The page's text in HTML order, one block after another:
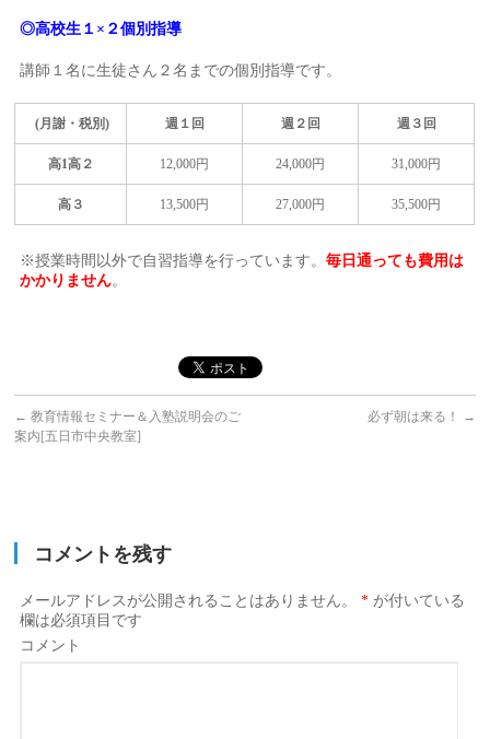
◎高校生１×２個別指導
講師１名に生徒さん２名までの個別指導です。
(月謝・税別) 週１回 週２回 週３回
高1高２ 12,000円 24,000円 31,000円
高３ 13,500円 27,000円 35,500円
※授業時間以外で自習指導を行っています。毎日通っても費用は
かかりません。
← 教育情報セミナー＆入塾説明会のご
案内[五日市中央教室]
必ず朝は来る！ →
コメントを残す
メールアドレスが公開されることはありません。 * が付いている
欄は必須項目です
コメント